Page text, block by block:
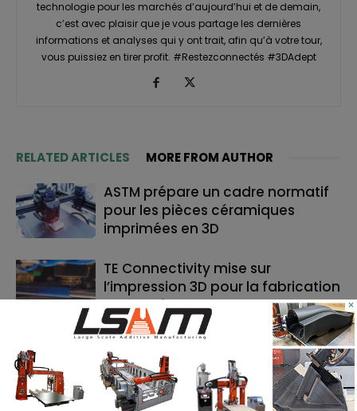
technologie pour les marchés d’aujourd’hui et de demain,
c’est avec plaisir que je vous partage les dernières
informations et analyses qui y ont trait, afin qu’à votre tour,
vous puissiez en tirer profit. #Restezconnectés #3DAdept
RELATED ARTICLES MORE FROM AUTHOR
ASTM prépare un cadre normatif
pour les pièces céramiques
imprimées en 3D
TE Connectivity mise sur
l’impression 3D pour la fabrication
de cathéters
Le bon moment en FA : quand les
fabricants de machines doivent
lancer, et quand les utilisateurs
doivent investir
×